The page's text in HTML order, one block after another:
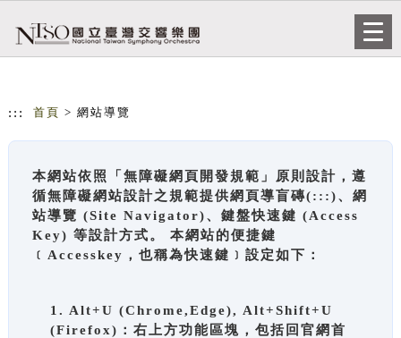
::: 首頁 > 網站導覽
本網站依照「無障礙網頁開發規範」原則設計，遵
循無障礙網站設計之規範提供網頁導盲磚(:::)、網
站導覽 (Site Navigator)、鍵盤快速鍵 (Access
Key) 等設計方式。 本網站的便捷鍵
﹝Accesskey，也稱為快速鍵﹞設定如下：
1. Alt+U (Chrome,Edge), Alt+Shift+U
(Firefox)：右上方功能區塊，包括回官網首